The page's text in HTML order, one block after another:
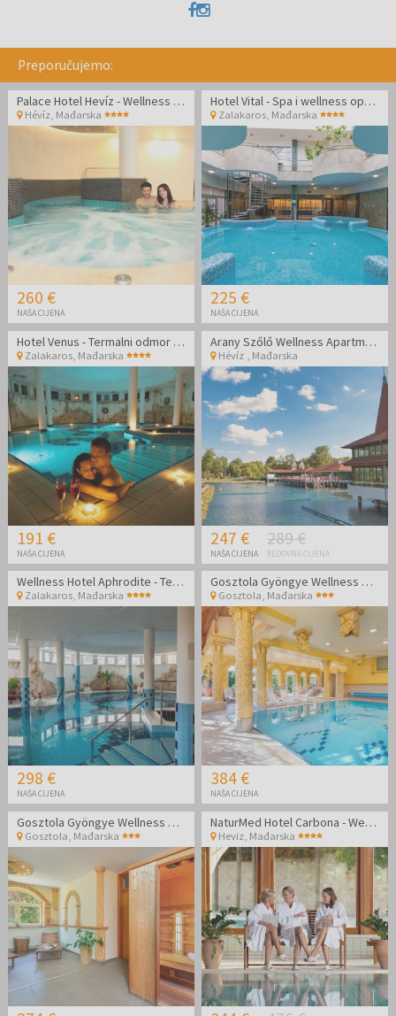
Preporučujemo:
Palace Hotel Hevíz - Wellness odmor u Hévízu tijekom tjedna
Hévíz, Mađarska
260 €
NAŠA CIJENA
Hotel Vital - Spa i wellness opuštanje u Zalakarosu
Zalakaros Mađarska
225 €
NAŠA CIJENA
Hotel Venus - Termalni odmor u Mađarskoj
Zalakaros, Mađarska
191 €
NAŠA CIJENA
Arany Szőlő Wellness Apartmanház Hévíz
Hévíz Mađarska
247 €
NAŠA CIJENA
289 €
REDOVNA CIJENA
Wellness Hotel Aphrodite - Termalni odmor u Mađarskoj
Zalakaros, Mađarska
298 €
NAŠA CIJENA
Gosztola Gyöngye Wellness Hotel - Wellness opuštanje
Gosztola, Mađarska
384 €
NAŠA CIJENA
Gosztola Gyöngye Wellness Hotel - Wellness opuštanje
Gosztola, Mađarska
NaturMed Hotel Carbona - Wellness odmor
Heviz, Mađarska